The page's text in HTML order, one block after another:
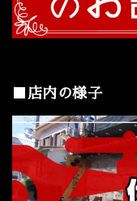
■店内の様子